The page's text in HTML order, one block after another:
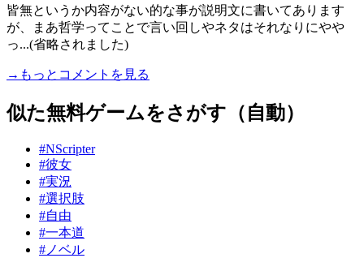
皆無というか内容がない的な事が説明文に書いてあります
が、まあ哲学ってことで言い回しやネタはそれなりにやや
っ...(省略されました)
→もっとコメントを見る
似た無料ゲームをさがす（自動）
#NScripter
#彼女
#実況
#選択肢
#自由
#一本道
#ノベル